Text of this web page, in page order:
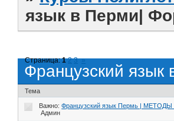
язык в Перми|
Французский
Страница:1 2 3 »
Тема
Важно: Французский язык Пермь | МЕТОДЫ
Админ